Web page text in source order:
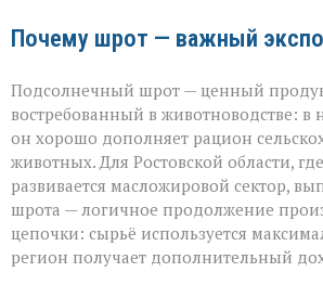
Почему шрот — важный
Подсолнечный шрот — ценный
востребованный в животноводстве: в
он хорошо дополняет рацион
животных. Для Ростовской области,
развивается масложировой сектор,
шрота — логичное продолжение
цепочки: сырьё используется
регион получает дополнительный